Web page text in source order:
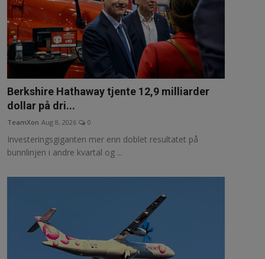
Berkshire Hathaway tjente 12,9 milliarder
dollar på dri...
TeamXon Aug 8, 2026 0
Investeringsgiganten mer enn doblet resultatet på
bunnlinjen i andre kvartal og ...